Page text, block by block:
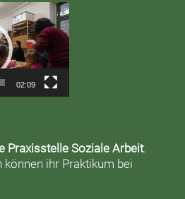
02:09
Praxisstelle Soziale Arbeit.
können ihr Praktikum bei